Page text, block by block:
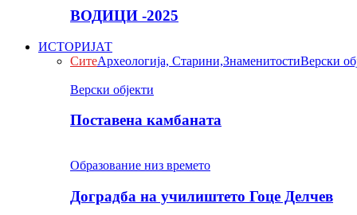
ВОДИЦИ -2025
ИСТОРИЈАТ
СитеАрхеологија, Старини,ЗнаменитостиВерски
Верски објекти
Поставена камбаната
Образование низ времето
Доградба на училиштето Гоце Делчев